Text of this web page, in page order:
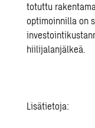
totuttu
optimoinnilla on
hiilijalanjälkeä.
Lisätietoja: